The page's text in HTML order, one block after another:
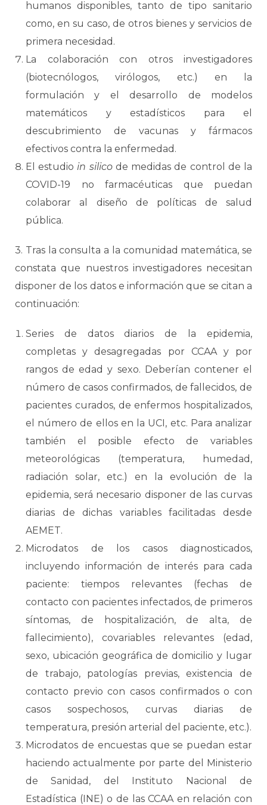
humanos disponibles, tanto de tipo sanitario
como, en su caso, de otros bienes y servicios de
primera necesidad.
La colaboración con otros investigadores
(biotecnólogos, virólogos, etc.) en la
formulación y el desarrollo de modelos
matemáticos y estadísticos para el
descubrimiento de vacunas y fármacos
efectivos contra la enfermedad.
El estudioin silicode medidas de control de la
COVID-19 no farmacéuticas que puedan
colaborar al diseño de políticas de salud
pública.
3. Tras la consulta a la comunidad matemática, se
constata que nuestros investigadores necesitan
disponer de los datos e información que se citan a
continuación:
Series de datos diarios de la epidemia,
completas y desagregadas por CCAA y por
rangos de edad y sexo. Deberían contener el
número de casos confirmados, de fallecidos, de
pacientes curados, de enfermos hospitalizados,
el número de ellos en la UCI, etc. Para analizar
también el posible efecto de variables
meteorológicas (temperatura, humedad,
radiación solar, etc.) en la evolución de la
epidemia, será necesario disponer de las curvas
diarias de dichas variables facilitadas desde
AEMET.
Microdatos de los casos diagnosticados,
incluyendo información de interés para cada
paciente: tiempos relevantes (fechas de
contacto con pacientes infectados, de primeros
síntomas, de hospitalización, de alta, de
fallecimiento), covariables relevantes (edad,
sexo, ubicación geográfica de domicilio y lugar
de trabajo, patologías previas, existencia de
contacto previo con casos confirmados o con
casos sospechosos, curvas diarias de
temperatura, presión arterial del paciente, etc.).
Microdatos de encuestas que se puedan estar
haciendo actualmente por parte del Ministerio
de Sanidad, del Instituto Nacional de
Estadística (INE) o de las CCAA en relación con